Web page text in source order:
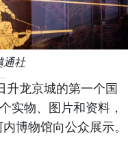
通社
龙京城的第一个国
实物、图片和资料，
博物馆向公众展示。